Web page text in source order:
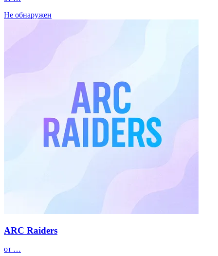
Не обнаружен
ARC Raiders
от …